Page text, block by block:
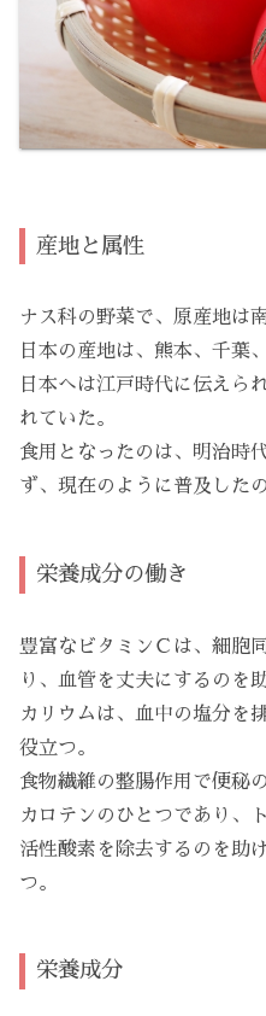
産地と属性
ナス科の野菜で、原産地は
日本の産地は、熊本、千葉
日本へは江戸時代に伝えら
れていた。
食用となったのは、明治時
ず、現在のように普及した
栄養成分の働き
豊富なビタミンＣは、細胞
り、血管を丈夫にするのを
カリウムは、血中の塩分を
役立つ。
食物繊維の整腸作用で便秘
カロテンのひとつであり、
活性酸素を除去するのを助
つ。
栄養成分